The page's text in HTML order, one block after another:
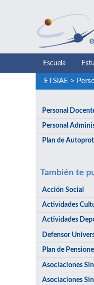
Escuela
ETSIAE >
Personal
Personal
Plan de
También te
Acción Social
Actividades
Actividades
Defensor
Plan de
Asociaciones
Asociaciones